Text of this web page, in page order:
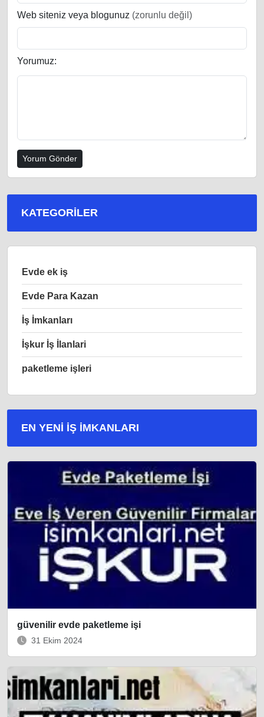
Web siteniz veya blogunuz (zorunlu değil)
Yorumuz:
KATEGORILER
Evde ek iş
Evde Para Kazan
İş İmkanları
İşkur İş İlanlari
paketleme işleri
EN YENI İŞ IMKANLARI
güvenilir evde paketleme işi
31 Ekim 2024